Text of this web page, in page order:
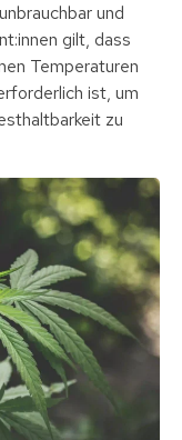
und
gilt, dass
Temperaturen
ist, um
zu